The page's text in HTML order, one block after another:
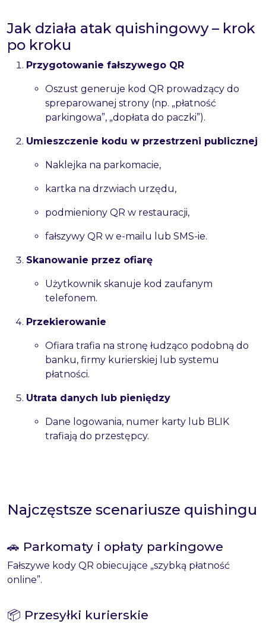
Jak działa atak quishingowy – krok
po kroku
Przygotowanie fałszywego QR
Oszust generuje kod QR prowadzący do
spreparowanej strony (np. „płatność
parkingowa”, „dopłata do paczki”).
Umieszczenie kodu w przestrzeni publicznej
Naklejka na parkomacie,
kartka na drzwiach urzędu,
podmieniony QR w restauracji,
fałszywy QR w e-mailu lub SMS-ie.
Skanowanie przez ofiarę
Użytkownik skanuje kod zaufanym
telefonem.
Przekierowanie
Ofiara trafia na stronę łudząco podobną do
banku, firmy kurierskiej lub systemu
płatności.
Utrata danych lub pieniędzy
Dane logowania, numer karty lub BLIK
trafiają do przestępcy.
Najczęstsze scenariusze quishingu
🚗 Parkomaty i opłaty parkingowe
Fałszywe kody QR obiecujące „szybką płatność
online”.
📦 Przesyłki kurierskie